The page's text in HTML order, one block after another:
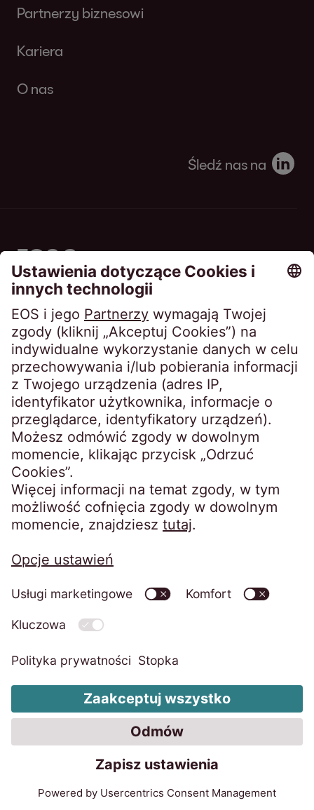
Partnerzy biznesowi
Kariera
O nas
Śledź nas na
EOS Sp. z o.o.
ul. Siedmiogrodzka 9
01-204 Warszawa
Polska
Telefon:+48 221 333 444
kontakt@eos-poland.pl
Dane rejestrowe
NIP: 634-22-78-894
Czego szukasz?
Otrzymałeś list od EOS?
O EOS Online
EOS prostym językiem
O EOS Poland